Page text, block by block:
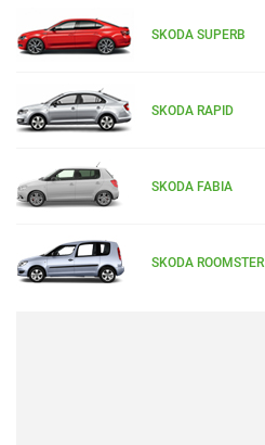
SKODA SUPERB
SKODA RAPID
SKODA FABIA
SKODA ROOMSTER